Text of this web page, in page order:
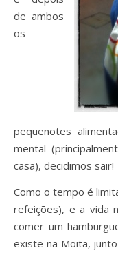
de ambos
os
pequenotes
mental
casa), decidimos sair!
Como o tempo é
refeições), e a vida
comer um
existe na Moita,